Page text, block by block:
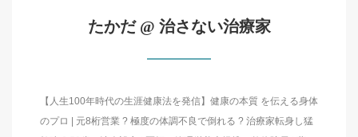
たかだ @ 治さない治療家
【人生100年時代の生涯健康法を発信】健康の本質 を伝える身体
のプロ | 元8桁営業 ? 極度の体調不良で倒れる ? 治療家転身し猛